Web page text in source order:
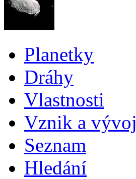
Planetky
Dráhy
Vlastnosti
Vznik a vývoj
Seznam
Hledání